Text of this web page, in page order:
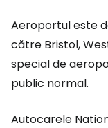
Aeroportul este
către Bristol,
special de
public normal.
Autocarele